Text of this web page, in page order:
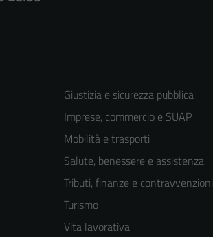
Giustizia e sicurezza pubblica
Imprese, commercio e SUAP
Mobilità e trasporti
Salute, benessere e assistenza
Tributi, finanze e contravvenzioni
Turismo
Vita lavorativa